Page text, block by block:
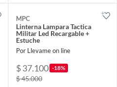
MPC
Linterna Lampara Tactica
Militar Led Recargable +
Estuche
Por Llevame on line
$ 37.100 -18%
$ 45.000